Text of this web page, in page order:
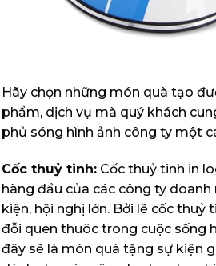
Hãy chọn những món quà tạo
phẩm, dịch vụ mà quý khách
phủ sóng hình ảnh công ty một
Cốc thuỷ tinh: Cốc thuỷ tinh in
hàng đầu của các công ty
kiện, hội nghị lớn. Bởi lẽ cốc thuỷ
đỗi quen thuôc trong cuộc sống
đây sẽ là món quà tặng sự kiện